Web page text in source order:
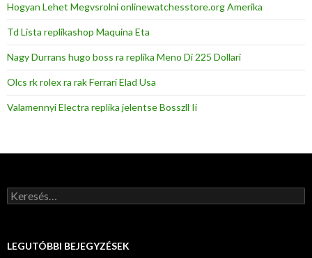
Hogyan Lehet Megvsrolni onlinewatchesstore.org Amerika
Td Lista replikashop Maquina Eta
Nagy Durrans hugo boss ra replika Meno Di 225 Dollari
Olcs rk rolex ra rak Ferrari Elad Usa
Valamennyi Electra replika jelentse Bosszll Ii
Keresés:
LEGUTÓBBI BEJEGYZÉSEK